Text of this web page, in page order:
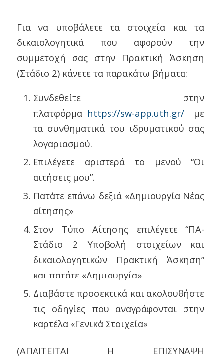
Για να υποβάλετε τα στοιχεία και τα
δικαιολογητικά που αφορούν την
συμμετοχή σας στην Πρακτική Άσκηση
(Στάδιο 2) κάνετε τα παρακάτω βήματα:
Συνδεθείτε στην
πλατφόρμα https://sw-app.uth.gr/ με
τα συνθηματικά του ιδρυματικού σας
λογαριασμού.
Επιλέγετε αριστερά το μενού “Οι
αιτήσεις μου”.
Πατάτε επάνω δεξιά «Δημιουργία Νέας
αίτησης»
Στον Τύπο Αίτησης επιλέγετε “ΠΑ-
Στάδιο 2 Υποβολή στοιχείων και
δικαιολογητικών Πρακτική Άσκηση”
και πατάτε «Δημιουργία»
Διαβάστε προσεκτικά και ακολουθήστε
τις οδηγίες που αναγράφονται στην
καρτέλα «Γενικά Στοιχεία»
(ΑΠΑΙΤΕΙΤΑΙ Η ΕΠΙΣΥΝΑΨΗ